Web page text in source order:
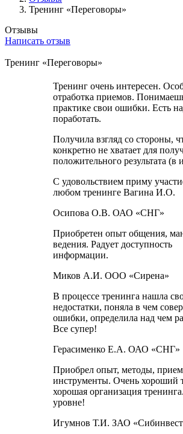
Тренинг «Переговоры»
Отзывы
Написать отзыв
Тренинг «Переговоры»
Тренинг очень интересен.
отработка приемов.
практике свои ошибки. Есть
поработать.
Получила взгляд со стороны,
конкретно не хватает для
положительного результата (в
С удовольствием приму
любом тренинге Вагина И.О.
Осипова О.В. ОАО «СНГ»
Приобретен опыт общения,
ведения. Радует доступность
информации.
Миков А.И. ООО «Сирена»
В процессе тренинга нашла
недостатки, поняла в чем
ошибки, определила над чем
Все супер!
Герасименко Е.А. ОАО «СНГ»
Приобрел опыт, методы,
инструменты. Очень хороший
хорошая организация
уровне!
Игумнов Т.И. ЗАО